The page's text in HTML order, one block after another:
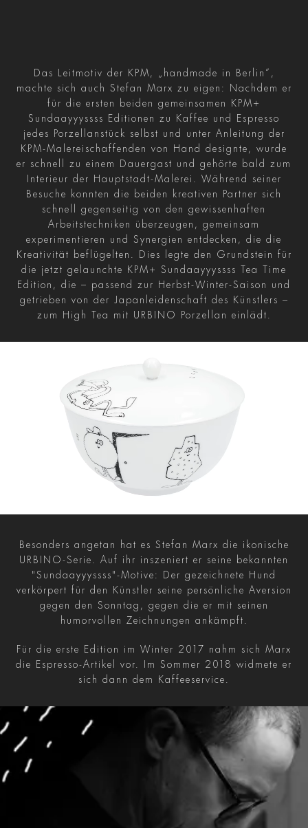
Das Leitmotiv der KPM, „handmade in Berlin“,
machte sich auch Stefan Marx zu eigen: Nachdem er
für die ersten beiden gemeinsamen KPM+
Sundaayyyssss Editionen zu Kaffee und Espresso
jedes Porzellanstück selbst und unter Anleitung der
KPM-Malereischaffenden von Hand designte, wurde
er schnell zu einem Dauergast und gehörte bald zum
Interieur der Hauptstadt-Malerei. Während seiner
Besuche konnten die beiden kreativen Partner sich
schnell gegenseitig von den gewissenhaften
Arbeitstechniken überzeugen, gemeinsam
experimentieren und Synergien entdecken, die die
Kreativität beflügelten. Dies legte den Grundstein für
die jetzt gelaunchte KPM+ Sundaayyyssss Tea Time
Edition, die – passend zur Herbst-Winter-Saison und
getrieben von der Japanleidenschaft des Künstlers –
zum High Tea mit URBINO Porzellan einlädt.
Besonders angetan hat es Stefan Marx die ikonische
URBINO-Serie. Auf ihr inszeniert er seine bekannten
"Sundaayyyssss"-Motive: Der gezeichnete Hund
verkörpert für den Künstler seine persönliche Aversion
gegen den Sonntag, gegen die er mit seinen
humorvollen Zeichnungen ankämpft.
Für die erste Edition im Winter 2017 nahm sich Marx
die Espresso-Artikel vor. Im Sommer 2018 widmete er
sich dann dem Kaffeeservice.